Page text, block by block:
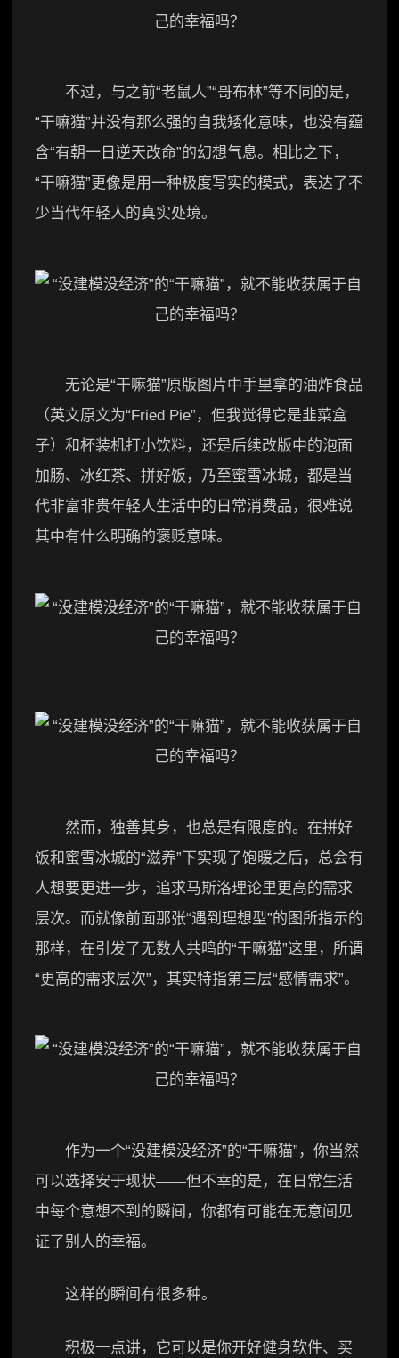
不过，与之前“老鼠人”“哥布林”等不同的是，
“干嘛猫”并没有那么强的自我矮化意味，也没有蕴
含“有朝一日逆天改命”的幻想气息。相比之下，
“干嘛猫”更像是用一种极度写实的模式，表达了不
少当代年轻人的真实处境。
无论是“干嘛猫”原版图片中手里拿的油炸食品
（英文原文为“Fried Pie”，但我觉得它是韭菜盒
子）和杯装机打小饮料，还是后续改版中的泡面
加肠、冰红茶、拼好饭，乃至蜜雪冰城，都是当
代非富非贵年轻人生活中的日常消费品，很难说
其中有什么明确的褒贬意味。
然而，独善其身，也总是有限度的。在拼好
饭和蜜雪冰城的“滋养”下实现了饱暖之后，总会有
人想要更进一步，追求马斯洛理论里更高的需求
层次。而就像前面那张“遇到理想型”的图所指示的
那样，在引发了无数人共鸣的“干嘛猫”这里，所谓
“更高的需求层次”，其实特指第三层“感情需求”。
作为一个“没建模没经济”的“干嘛猫”，你当然
可以选择安于现状——但不幸的是，在日常生活
中每个意想不到的瞬间，你都有可能在无意间见
证了别人的幸福。
这样的瞬间有很多种。
积极一点讲，它可以是你开好健身软件、买